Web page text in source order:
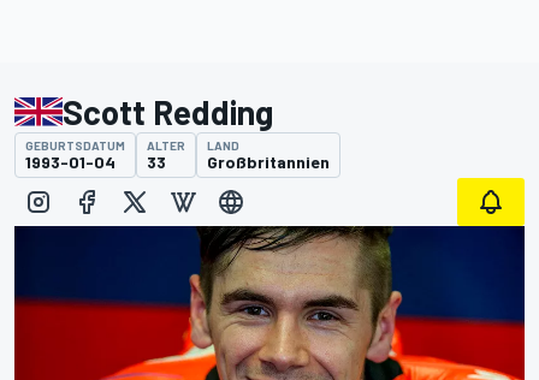
Scott Redding
GEBURTSDATUM
1993-01-04
ALTER
33
LAND
Großbritannien